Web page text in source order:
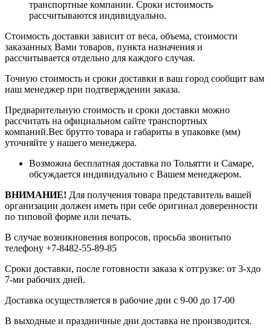
транспортные компании. Сроки истоимость
рассчитываются индивидуально.
Стоимость доставки зависит от веса, объема, стоимости
заказанных Вами товаров, пункта назначения и
рассчитывается отдельно для каждого случая.
Точную стоимость и сроки доставки в ваш город сообщит вам
наш менеджер при подтверждении заказа.
Предварительную стоимость и сроки доставки можно
рассчитать на официальном сайте транспортных
компаний.Вес брутто товара и габариты в упаковке (мм)
уточняйте у нашего менеджера.
Возможна бесплатная доставка по Тольятти и Самаре,
обсуждается индивидуально с Вашем менеджером.
ВНИМАНИЕ! Для получения товара представитель вашей
организации должен иметь при себе оригинал доверенности
по типовой форме или печать.
В случае возникновения вопросов, просьба звонитьпо
телефону +7-8482-55-89-85
Сроки доставки, после готовности заказа к отгрузке: от 3-хдо
7-ми рабочих дней.
Доставка осуществляется в рабочие дни с 9-00 до 17-00
В выходные и праздничные дни доставка не производится.